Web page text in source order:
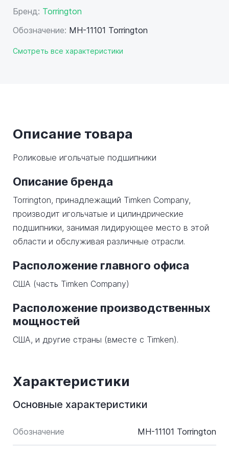
Бренд: Torrington
Обозначение: MH-11101 Torrington
Смотреть все характеристики
Описание товара
Роликовые игольчатые подшипники
Описание бренда
Torrington, принадлежащий Timken Company,
производит игольчатые и цилиндрические
подшипники, занимая лидирующее место в этой
области и обслуживая различные отрасли.
Расположение главного офиса
США (часть Timken Company)
Расположение производственных
мощностей
США, и другие страны (вместе с Timken).
Характеристики
Основные характеристики
Обозначение MH-11101 Torrington